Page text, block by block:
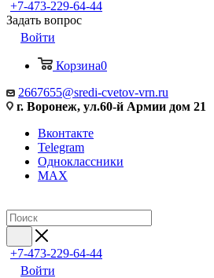
+7-473-229-64-44
Задать вопрос
Войти
Корзина0
2667655@sredi-cvetov-vrn.ru
г. Воронеж, ул.60-й Армии дом 21
Вконтакте
Telegram
Одноклассники
MAX
+7-473-229-64-44
Войти